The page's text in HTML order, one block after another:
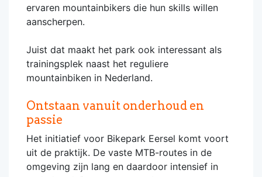
ervaren mountainbikers die hun skills willen
aanscherpen.
Juist dat maakt het park ook interessant als
trainingsplek naast het reguliere
mountainbiken in Nederland.
Ontstaan vanuit onderhoud en
passie
Het initiatief voor Bikepark Eersel komt voort
uit de praktijk. De vaste MTB-routes in de
omgeving zijn lang en daardoor intensief in